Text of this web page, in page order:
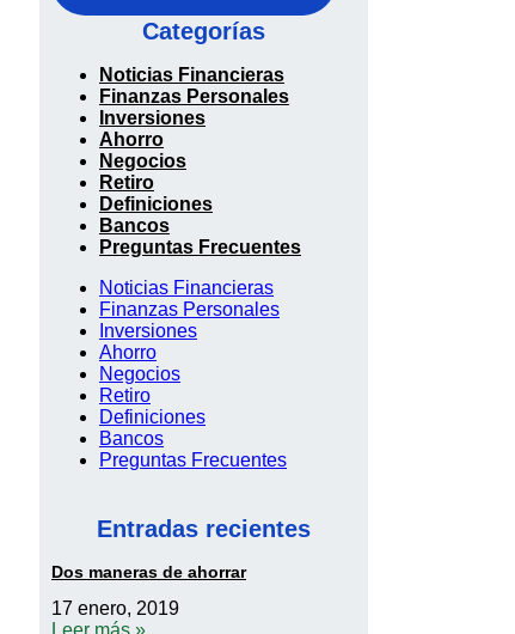
Categorías
Noticias Financieras
Finanzas Personales
Inversiones
Ahorro
Negocios
Retiro
Definiciones
Bancos
Preguntas Frecuentes
Noticias Financieras
Finanzas Personales
Inversiones
Ahorro
Negocios
Retiro
Definiciones
Bancos
Preguntas Frecuentes
Entradas recientes
Dos maneras de ahorrar
17 enero, 2019